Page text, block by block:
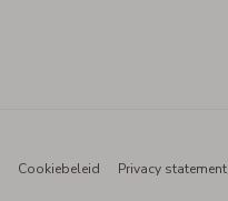
Cookiebeleid Privacy statement